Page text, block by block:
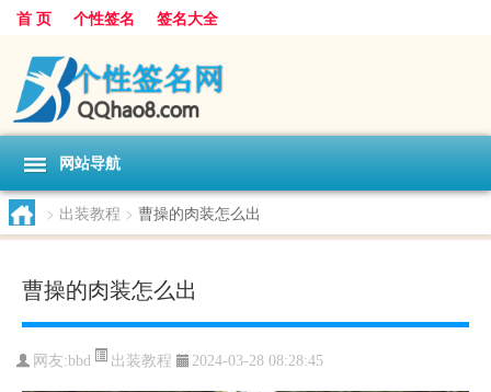
首 页 个性签名 签名大全
网站导航
> 出装教程 > 曹操的肉装怎么出
曹操的肉装怎么出
网友:bbd 出装教程 2024-03-28 08:28:45